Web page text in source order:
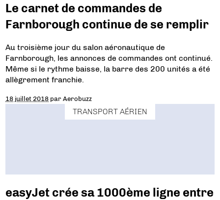
Le carnet de commandes de
Farnborough continue de se remplir
Au troisième jour du salon aéronautique de
Farnborough, les annonces de commandes ont continué.
Même si le rythme baisse, la barre des 200 unités a été
allègrement franchie.
18 juillet 2018 parAerobuzz
TRANSPORT AÉRIEN
easyJet crée sa 1000ème ligne entre